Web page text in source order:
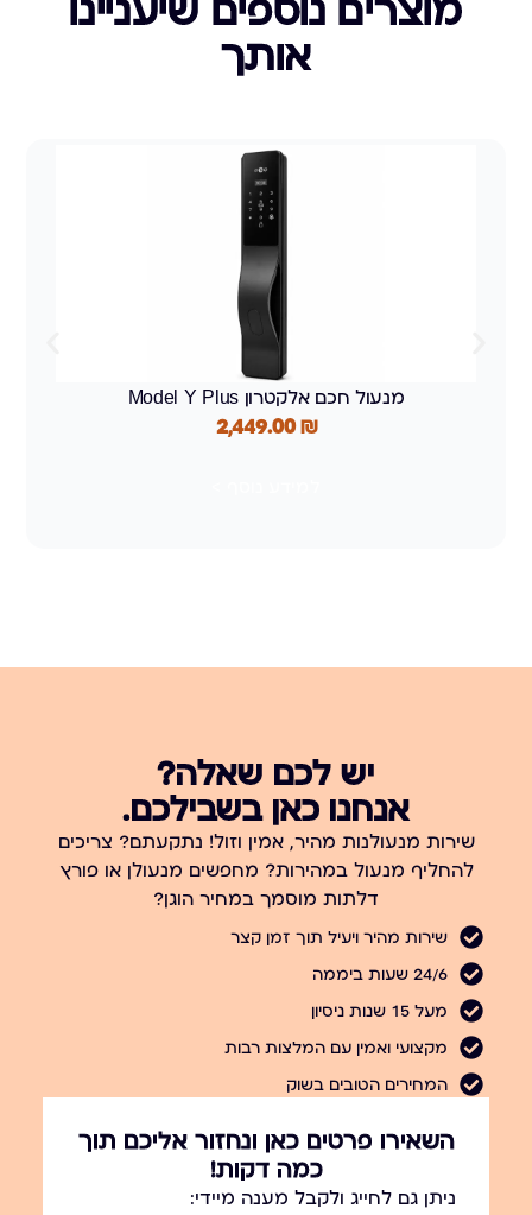
מוצרים נוספים שיעניינו
אותך
מנעול חכם אלקטרון Model Y Plus
2,449.00₪
יש לכם שאלה?
אנחנו כאן בשבילכם.
שירות מנעולנות מהיר, אמין וזול! נתקעתם? צריכים
להחליף מנעול במהירות? מחפשים מנעולן או פורץ
דלתות מוסמך במחיר הוגן?
שירות מהיר ויעיל תוך זמן קצר
24/6 שעות ביממה
מעל 15 שנות ניסיון
מקצועי ואמין עם המלצות רבות
המחירים הטובים בשוק
השאירו פרטים כאן ונחזור אליכם תוך
כמה דקות!
ניתן גם לחייג ולקבל מענה מיידי: